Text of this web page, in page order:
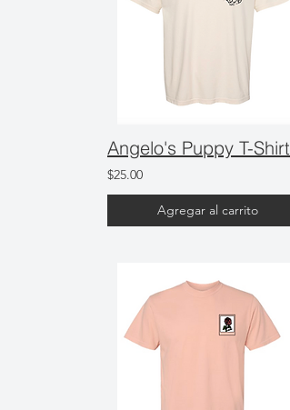
Angelo's Puppy T-Shirt
$25.00
Agregar al carrito